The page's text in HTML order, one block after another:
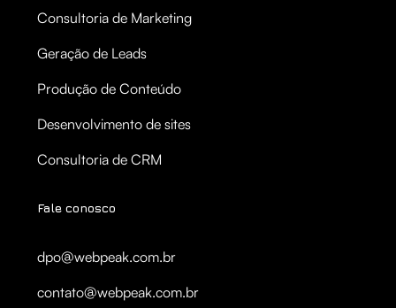
Consultoria de Marketing
Geração de Leads
Produção de Conteúdo
Desenvolvimento de sites
Consultoria de CRM
Fale conosco
dpo@webpeak.com.br
contato@webpeak.com.br